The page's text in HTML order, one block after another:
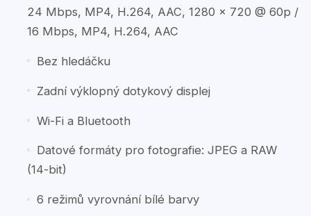
24 Mbps, MP4, H.264, AAC, 1280 x 720 @ 60p /
16 Mbps, MP4, H.264, AAC
Bez hledáčku
Zadní výklopný dotykový displej
Wi-Fi a Bluetooth
Datové formáty pro fotografie: JPEG a RAW
(14-bit)
6 režimů vyrovnání bílé barvy